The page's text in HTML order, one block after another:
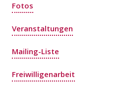
Fotos
Veranstaltungen
Mailing-Liste
Freiwilligenarbeit